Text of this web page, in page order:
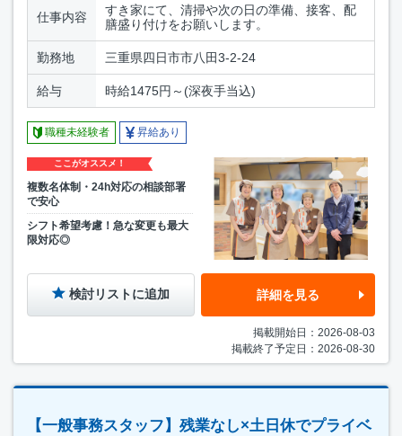
仕事内容
すき家にて、清掃や次の日の準備、接客、配
膳盛り付けをお願いします。
勤務地 三重県四日市市八田3-2-24
給与 時給1475円～(深夜手当込)
職種未経験者 昇給あり
ここがオススメ！
複数名体制・24h対応の相談部署
で安心
シフト希望考慮！急な変更も最大
限対応◎
検討リストに追加 詳細を見る
掲載開始日：2026-08-03
掲載終了予定日：2026-08-30
【一般事務スタッフ】残業なし×土日休でプライベ